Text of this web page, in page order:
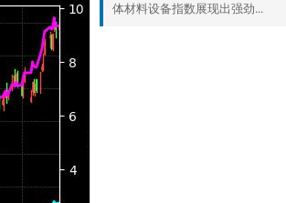
体材料设备指数展现出强劲...